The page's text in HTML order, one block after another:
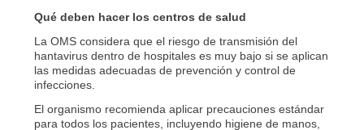
Qué deben hacer los centros de salud
La OMS considera que el riesgo de transmisión del
hantavirus dentro de hospitales es muy bajo si se aplican
las medidas adecuadas de prevención y control de
infecciones.
El organismo recomienda aplicar precauciones estándar
para todos los pacientes, incluyendo higiene de manos,